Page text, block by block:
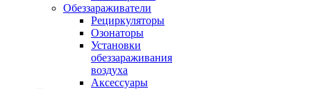
Обеззараживатели
Рециркуляторы
Озонаторы
Установки
обеззараживания
воздуха
Аксессуары